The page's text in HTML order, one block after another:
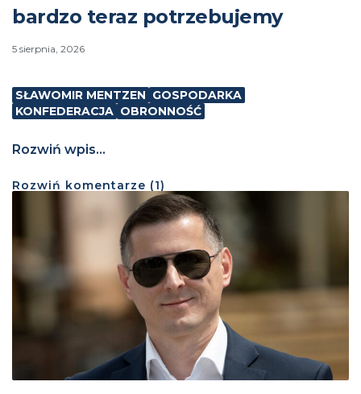
bardzo teraz potrzebujemy
5 sierpnia, 2026
SŁAWOMIR MENTZEN GOSPODARKA
KONFEDERACJA OBRONNOŚĆ
Rozwiń wpis...
Rozwiń komentarze (1)